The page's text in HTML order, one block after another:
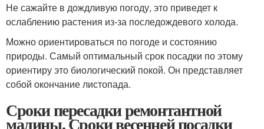
Не сажайте в дождливую погоду, это приведет к
ослаблению растения из-за последождевого холода.
Можно ориентироваться по погоде и состоянию
природы. Самый оптимальный срок посадки по этому
ориентиру это биологический покой. Он представляет
собой окончание листопада.
Сроки пересадки ремонтантной
малины. Сроки весенней посадки